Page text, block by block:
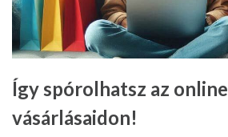
Így spórolhatsz az online
vásárlásaidon!